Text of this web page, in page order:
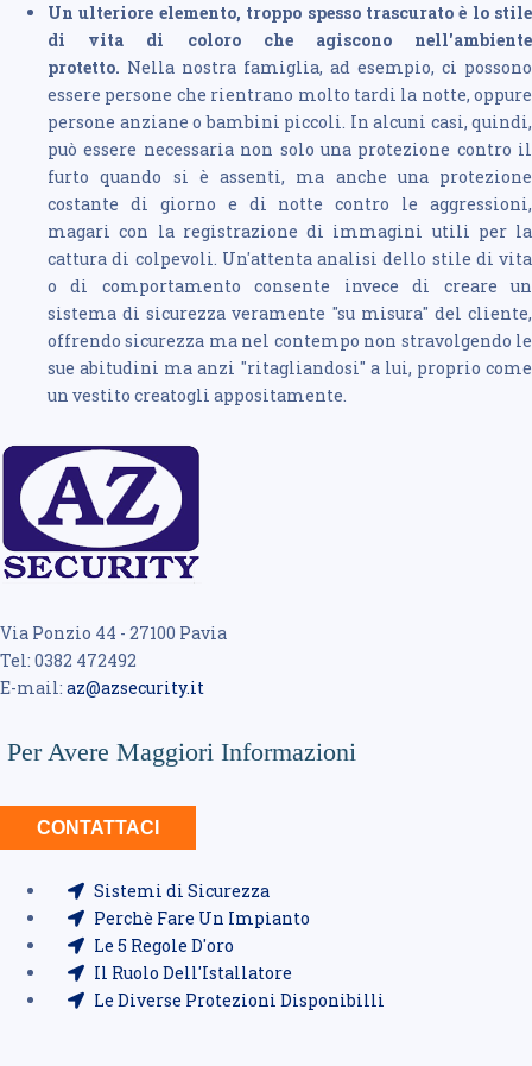
Un ulteriore elemento, troppo spesso trascurato è lo stile
di vita di coloro che agiscono nell'ambiente
protetto. Nella nostra famiglia, ad esempio, ci possono
essere persone che rientrano molto tardi la notte, oppure
persone anziane o bambini piccoli. In alcuni casi, quindi,
può essere necessaria non solo una protezione contro il
furto quando si è assenti, ma anche una protezione
costante di giorno e di notte contro le aggressioni,
magari con la registrazione di immagini utili per la
cattura di colpevoli. Un'attenta analisi dello stile di vita
o di comportamento consente invece di creare un
sistema di sicurezza veramente "su misura" del cliente,
offrendo sicurezza ma nel contempo non stravolgendo le
sue abitudini ma anzi "ritagliandosi" a lui, proprio come
un vestito creatogli appositamente.
Via Ponzio 44 - 27100 Pavia
Tel: 0382 472492
E-mail: az@azsecurity.it
Per Avere Maggiori Informazioni
CONTATTACI
Sistemi di Sicurezza
Perchè Fare Un Impianto
Le 5 Regole D'oro
Il Ruolo Dell'Istallatore
Le Diverse Protezioni Disponibilli